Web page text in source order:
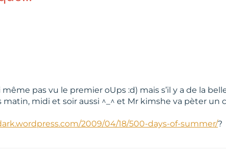
pas vu le premier oUps :d) mais s’il y a de la
matin, midi et soir aussi ^_^ et Mr kimshe va pèter un
2009/04/18/500-days-of-summer/?